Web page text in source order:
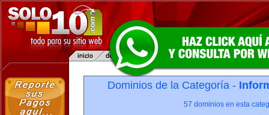
Dominios de la Categoría -
57 dominios en esta